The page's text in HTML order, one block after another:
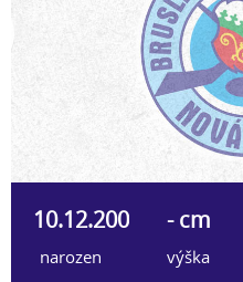
10.12.2004
narozen
- cm
výška